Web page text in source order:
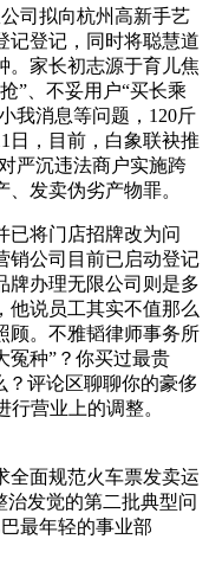
司拟向杭州高新手艺
记登记，同时将聪慧道
。家长初志源于育儿焦
”、不妥用户“买长乘
我消息等问题，120斤
日，目前，白象联袂推
严沉违法商户实施跨
发卖伪劣产物罪。
将门店招牌改为问
销公司目前已启动登记
牌办理无限公司则是多
他说员工其实不值那么
顾。不雅韬律师事务所
冤种”？你买过最贵
？评论区聊聊你的豪侈
营业上的调整。
面规范火车票发卖运
治发觉的第二批典型问
最年轻的事业部